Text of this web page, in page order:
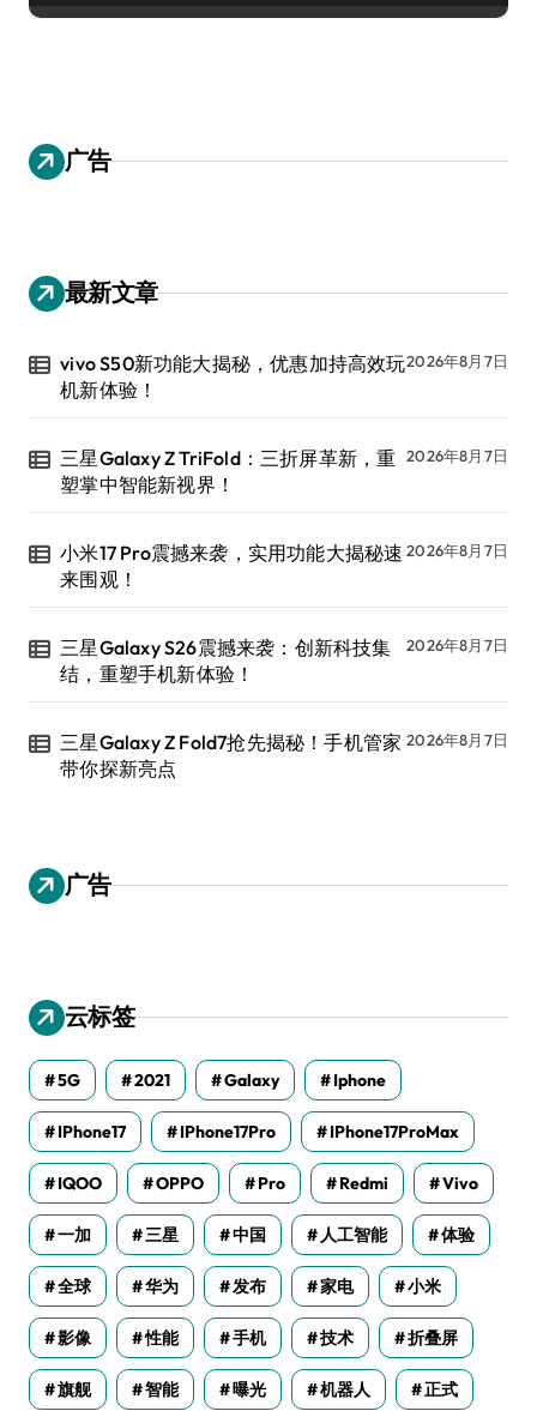
广告
最新文章
vivo S50新功能大揭秘，优惠加持高效玩
机新体验！
2026年8月7日
三星Galaxy Z TriFold：三折屏革新，重
塑掌中智能新视界！
2026年8月7日
小米17 Pro震撼来袭，实用功能大揭秘速
来围观！
2026年8月7日
三星Galaxy S26震撼来袭：创新科技集
结，重塑手机新体验！
2026年8月7日
三星Galaxy Z Fold7抢先揭秘！手机管家
带你探新亮点
2026年8月7日
广告
云标签
5G 2021 Galaxy Iphone
IPhone17 IPhone17Pro IPhone17ProMax
IQOO OPPO Pro Redmi Vivo
一加 三星 中国 人工智能 体验
全球 华为 发布 家电 小米
影像 性能 手机 技术 折叠屏
旗舰 智能 曝光 机器人 正式